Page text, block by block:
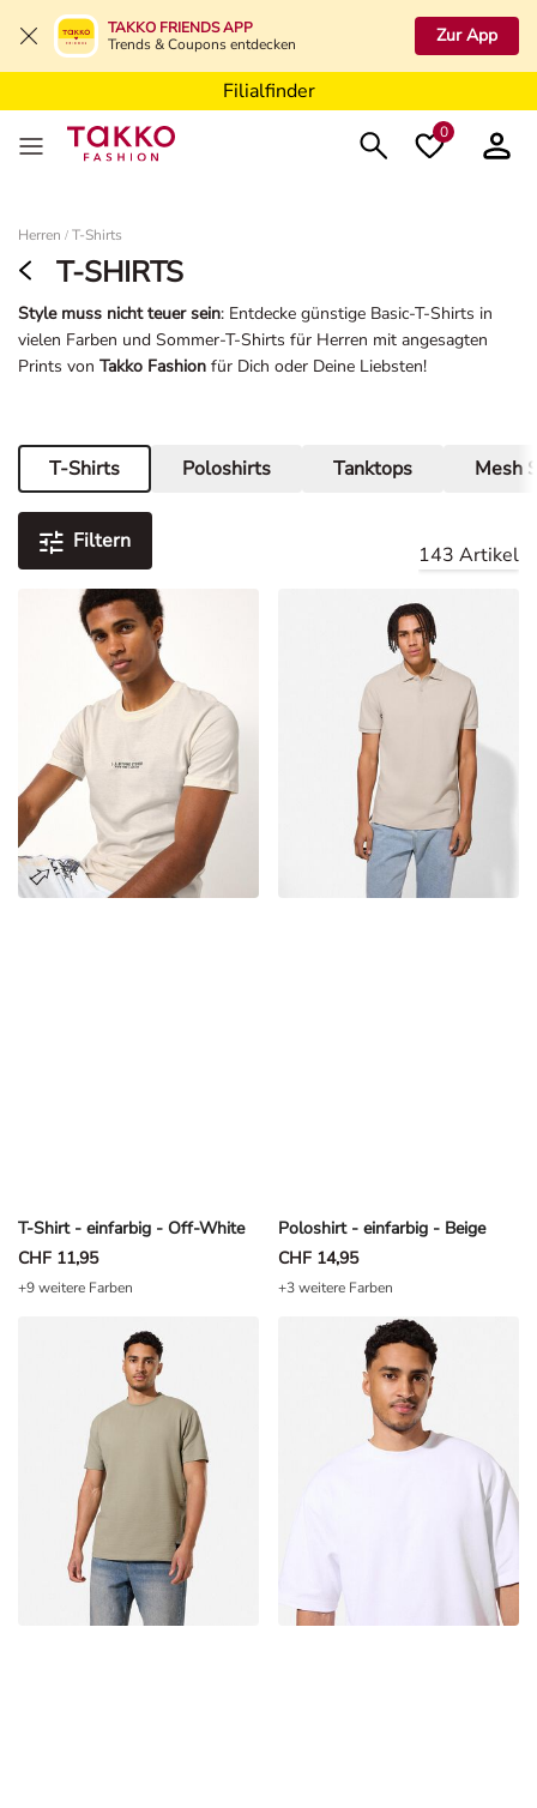
TAKKO FRIENDS APP
Trends & Coupons entdecken
Zur App
Filialfinder
Filialfinder
0
Herren / T-Shirts
T-SHIRTS
Style muss nicht teuer sein: Entdecke günstige Basic-T-Shirts in
vielen Farben und Sommer-T-Shirts für Herren mit angesagten
Prints von Takko Fashion für Dich oder Deine Liebsten!
T-Shirts
Aktuelle Seite Poloshirts Tanktops Mesh
Filtern
143 Artikel
T-Shirt - einfarbig - Off-White
CHF 11,95
+9 weitere Farben
Poloshirt - einfarbig - Beige
CHF 14,95
+3 weitere Farben